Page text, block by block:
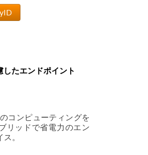
したエンドポイント
コンピューティングを
リッドで省電力のエン
。